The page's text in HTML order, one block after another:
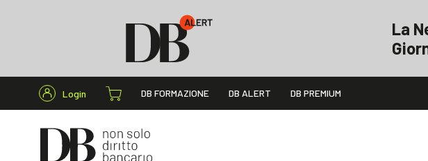
La
Login DB FORMAZIONE DB ALERT DB PREMIUM